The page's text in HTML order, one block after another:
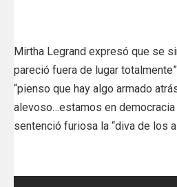
Mirtha Legrand expresó que se
pareció fuera de lugar
“pienso que hay algo armado
alevoso…estamos en democracia
sentenció furiosa la “diva de los